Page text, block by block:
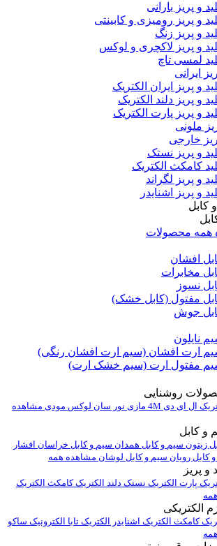
و پریز بارانی
و پریز رومیزی و کابینتی
و پریز زنگ
و پریز لاکچری و لوکس
لمسی تاچ
ایرانی
و پریز ایران الکتریک
و پریز دلند الکتریک
و پریز پارت الکتریک
ملونی
خارجی
و پریز نستک
کامکث الکتریک
و پریز لگراند
و پریز اشنایدر
همه محصولات
افشان
مخابرات
نسوز
مفتول (کابل خشک)
جوش
نایلون
ارت افشان (سیم ارت افشان رنگی)
مفتول ارت (سیم خشک ارت)
روشنایی
ال ای دی 4M مازی نور سان لوکس مودی مشاهده
و کابل
زیتون سیم و کابل همدان سیم و کابل خراسان افشار
کابل رویان سیم و کابل لوشان مشاهده همه
و پریز
پارت الکتریک نستک دلند الکتریککامکث الکتریک
الکتریکی
کامکث الکتریک اشنایدر الکتریک تابا الکترونیک ساکو